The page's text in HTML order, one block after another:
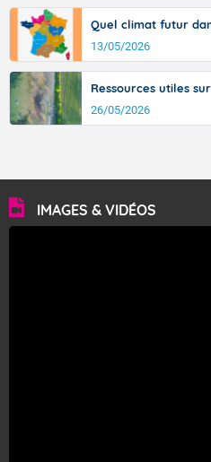
Quel climat futur
13/05/2026
Ressources utiles
26/05/2026
IMAGES & VIDÉOS